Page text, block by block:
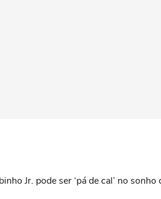
Jr. pode ser ‘pá de cal’ no sonho